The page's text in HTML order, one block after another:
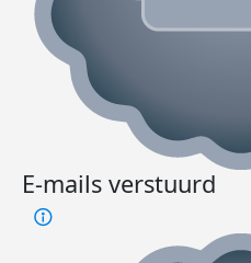
E-mails verstuurd